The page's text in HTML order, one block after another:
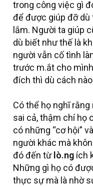
trong công việc gì
để được giúp đỡ
lắm. Người ta giúp
dù biết như thế là
người vẫn cố tình
trước m.ắt cho
đích thì dù cách
Có thể họ nghĩ
sai cả, thậm chí họ
có những “cơ hội”
người khác mà
đó đến từ lò.ng ích
Những gì họ có
thực sự mà là nhờ